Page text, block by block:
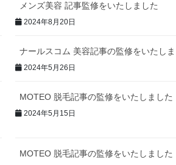
メンズ美容 記事監修をいたしました
2024年8月20日
ナールスコム 美容記事の監修をいたし
2024年5月26日
MOTEO 脱毛記事の監修をいたしました
2024年5月15日
MOTEO 脱毛記事の監修をいたしました